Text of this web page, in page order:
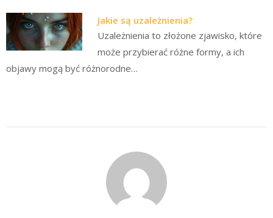
Jakie są uzależnienia?
Uzależnienia to złożone zjawisko, które
może przybierać różne formy, a ich
objawy mogą być różnorodne…